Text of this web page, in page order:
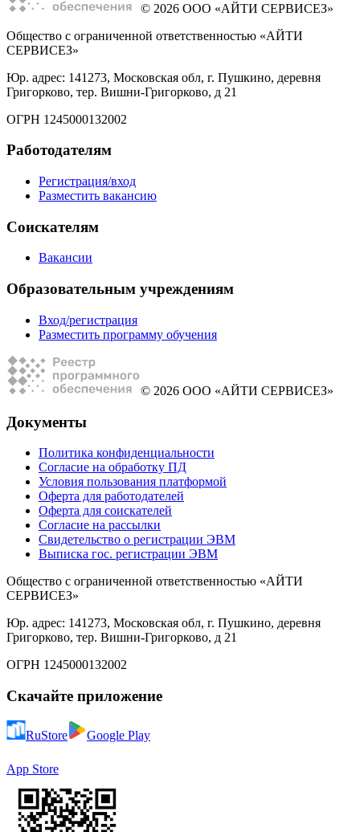
© 2026 ООО «АЙТИ СЕРВИСЕЗ»
Общество с ограниченной ответственностью «АЙТИ
СЕРВИСЕЗ»
Юр. адрес: 141273, Московская обл, г. Пушкино, деревня
Григорково, тер. Вишни-Григорково, д 21
ОГРН 1245000132002
Работодателям
Регистрация/вход
Разместить вакансию
Соискателям
Вакансии
Образовательным учреждениям
Вход/регистрация
Разместить программу обучения
© 2026 ООО «АЙТИ СЕРВИСЕЗ»
Документы
Политика конфиденциальности
Согласие на обработку ПД
Условия пользования платформой
Оферта для работодателей
Оферта для соискателей
Согласие на рассылки
Свидетельство о регистрации ЭВМ
Выписка гос. регистрации ЭВМ
Общество с ограниченной ответственностью «АЙТИ
СЕРВИСЕЗ»
Юр. адрес: 141273, Московская обл, г. Пушкино, деревня
Григорково, тер. Вишни-Григорково, д 21
ОГРН 1245000132002
Скачайте приложение
RuStore Google Play
App Store